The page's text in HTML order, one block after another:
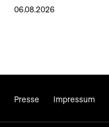
06.08.2026
Presse Impressum